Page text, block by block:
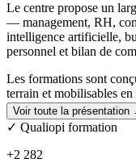
Le centre propose un
— management, RH,
intelligence artificielle,
personnel et bilan de
Les formations sont
terrain et mobilisables
Axio se distingue par un
étape : choix du
les dispositifs de
Voir toute la présentation
✓ Qualiopi formation
+2 282